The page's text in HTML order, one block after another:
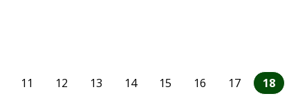
11 12 13 14 15 16 17 18